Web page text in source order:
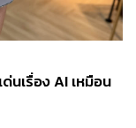
นเรื่อง AI เหมือน